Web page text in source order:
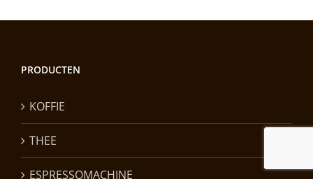
PRODUCTEN
KOFFIE
THEE
ESPRESSOMACHINE